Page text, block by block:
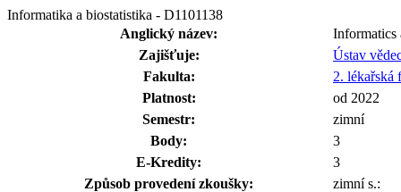
Informatika a biostatistika - D1101138
Anglický název:
Informatics
Zajišťuje:
Ústav
Fakulta:
2. lékařská
Platnost:
od 2022
Semestr:
zimní
Body:
3
E-Kredity:
3
Způsob provedení zkoušky:
zimní s.: